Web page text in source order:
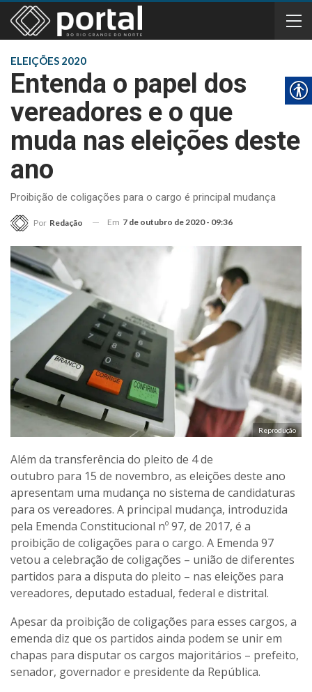
ELEIÇÕES 2020
Entenda o papel dos
vereadores e o que
muda nas eleições deste
ano
Proibição de coligações para o cargo é principal mudança
Por Redação Em 7 de outubro de 2020 - 09:36
Reprodução
Além da transferência do pleito de 4 de
outubro para 15 de novembro, as eleições deste ano
apresentam uma mudança no sistema de candidaturas
para os vereadores. A principal mudança, introduzida
pela Emenda Constitucional nº 97, de 2017, é a
proibição de coligações para o cargo. A Emenda 97
vetou a celebração de coligações – união de diferentes
partidos para a disputa do pleito – nas eleições para
vereadores, deputado estadual, federal e distrital.
Apesar da proibição de coligações para esses cargos, a
emenda diz que os partidos ainda podem se unir em
chapas para disputar os cargos majoritários – prefeito,
senador, governador e presidente da República.